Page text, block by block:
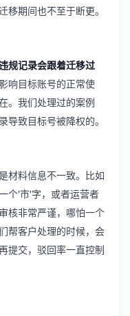
移期间也不至于断更。
规记录会跟着迁移过
响目标账号的正常使
。我们处理过的案例
导致目标号被降权的。
材料信息不一致。比如
个'市'字，或者运营者
核非常严谨，哪怕一个
帮客户处理的时候，会
提交，驳回率一直控制